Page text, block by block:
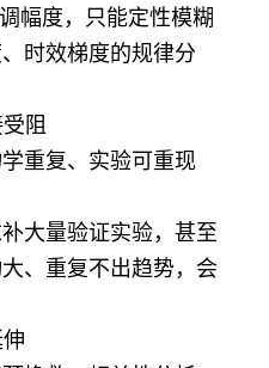
幅度，只能定性模糊
时效梯度的规律分
阻
重复、实验可重现
大量验证实验，甚至
、重复不出趋势，会